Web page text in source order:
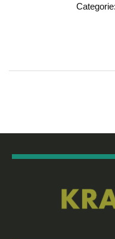
Categorie: